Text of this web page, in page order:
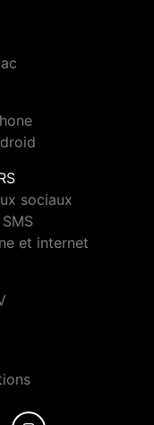
sociaux
et internet